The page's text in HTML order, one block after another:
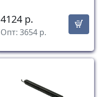
4124 р.
Опт: 3654 р.